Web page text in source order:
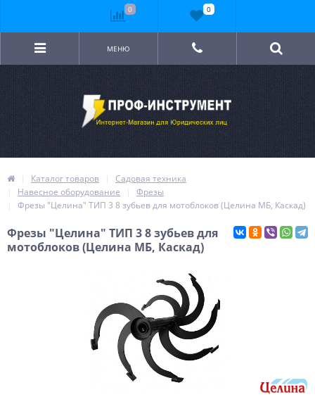
МЕНЮ
Каталог товаров
Садовая техника
Навесное оборудование
Фрезы
Фрезы "Целина" ТИП 3 8 зубьев для мотоблоков (Целина МБ, Каскад)
Фрезы "Целина" ТИП 3 8 зубьев для
мотоблоков (Целина МБ, Каскад)
0 0